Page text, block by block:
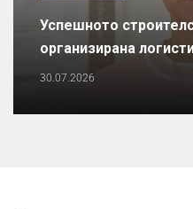
Успешното
организирана
30.07.2026